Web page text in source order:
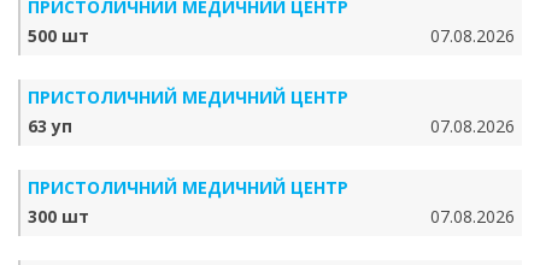
ПРИСТОЛИЧНИЙ МЕДИЧНИЙ ЦЕНТР
500 шт
07.08.2026
ПРИСТОЛИЧНИЙ МЕДИЧНИЙ ЦЕНТР
63 уп
07.08.2026
ПРИСТОЛИЧНИЙ МЕДИЧНИЙ ЦЕНТР
300 шт
07.08.2026